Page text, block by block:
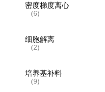
密度梯度离心
(6)
细胞解离
(2)
培养基补料
(9)